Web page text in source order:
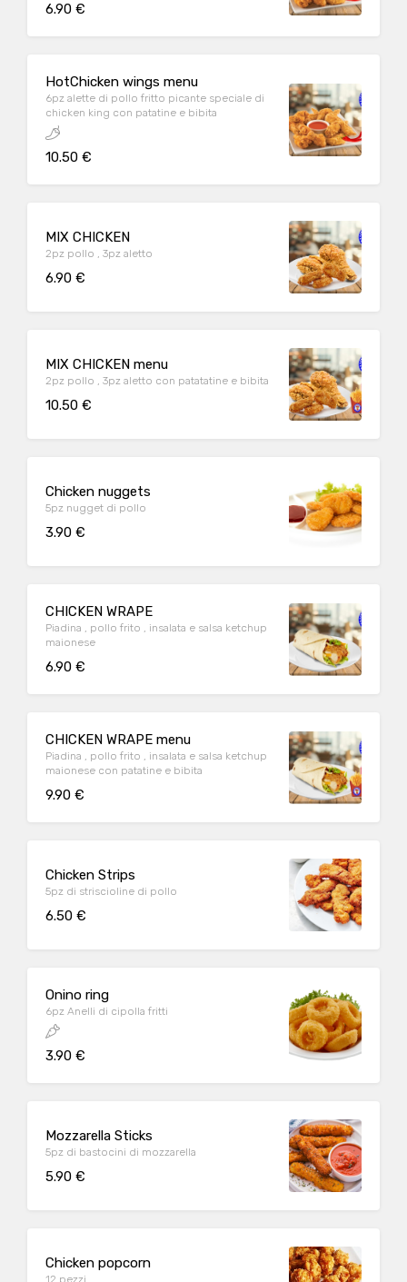
6.90 €
HotChicken wings menu
6pz alette di pollo fritto picante speciale di
chicken king con patatine e bibita
10.50 €
MIX CHICKEN
2pz pollo , 3pz aletto
6.90 €
MIX CHICKEN menu
2pz pollo , 3pz aletto con patatatine e bibita
10.50 €
Chicken nuggets
5pz nugget di pollo
3.90 €
CHICKEN WRAPE
Piadina , pollo frito , insalata e salsa ketchup
maionese
6.90 €
CHICKEN WRAPE menu
Piadina , pollo frito , insalata e salsa ketchup
maionese con patatine e bibita
9.90 €
Chicken Strips
5pz di striscioline di pollo
6.50 €
Onino ring
6pz Anelli di cipolla fritti
3.90 €
Mozzarella Sticks
5pz di bastocini di mozzarella
5.90 €
Chicken popcorn
12 pezzi